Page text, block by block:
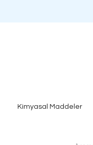
Kimyasal Maddeler